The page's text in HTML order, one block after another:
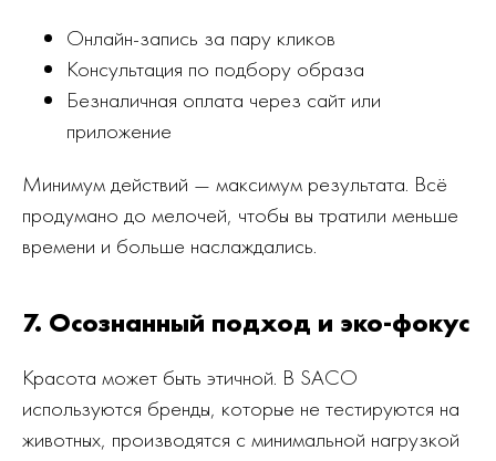
Онлайн-запись за пару кликов
Консультация по подбору образа
Безналичная оплата через сайт или
приложение
Минимум действий — максимум результата. Всё
продумано до мелочей, чтобы вы тратили меньше
времени и больше наслаждались.
7. Осознанный подход и эко-фокус
Красота может быть этичной. В SACO
используются бренды, которые не тестируются на
животных, производятся с минимальной нагрузкой